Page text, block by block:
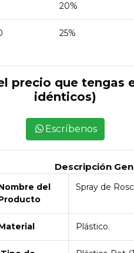
20%
25%
precio que tengas
idénticos)
Escríbenos
Descripción
del
Spray de
Plástico.